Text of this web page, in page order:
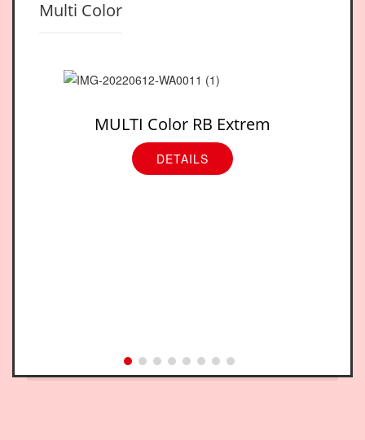
Multi Color
MULTI Color RB Extrem
DETAILS